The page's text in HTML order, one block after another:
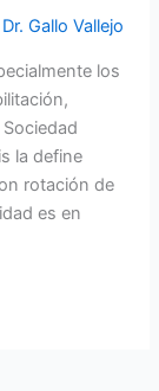
Dr. Gallo Vallejo
los
la define
rotación de
es en